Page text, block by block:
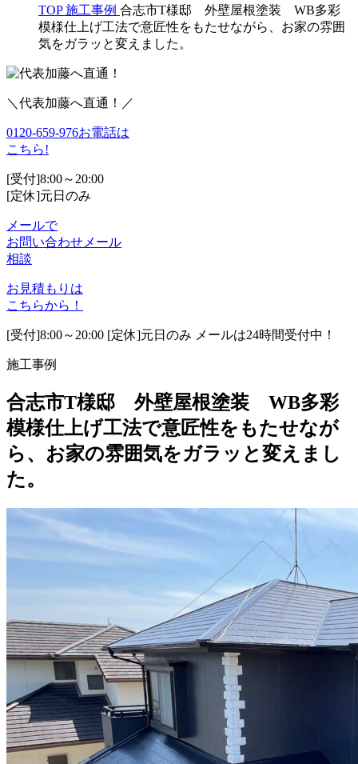
TOP 施工事例 合志市T様邸 外壁屋根塗装 WB多彩
模様仕上げ工法で意匠性をもたせながら、お家の雰囲
気をガラッと変えました。
＼代表加藤へ直通！／
0120-659-976お電話は
こちら!
[受付]8:00～20:00
[定休]元日のみ
メールで
お問い合わせ メール
相談
お見積もりは
こちらから！
[受付]8:00～20:00 [定休]元日のみ メールは24時間受付中！
施工事例
合志市T様邸 外壁屋根塗装 WB多彩
模様仕上げ工法で意匠性をもたせなが
ら、お家の雰囲気をガラッと変えまし
た。